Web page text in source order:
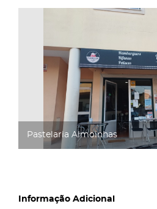
Pastelaria Almoinhas
Informação Adicional